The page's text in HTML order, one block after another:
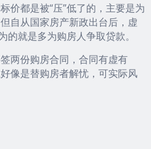
价都是被“压”低了的，主要是为
自从国家房产新政出台后，虚
的就是多为购房人争取贷款。
两份购房合同，合同有虚有
像是替购房者解忧，可实际风